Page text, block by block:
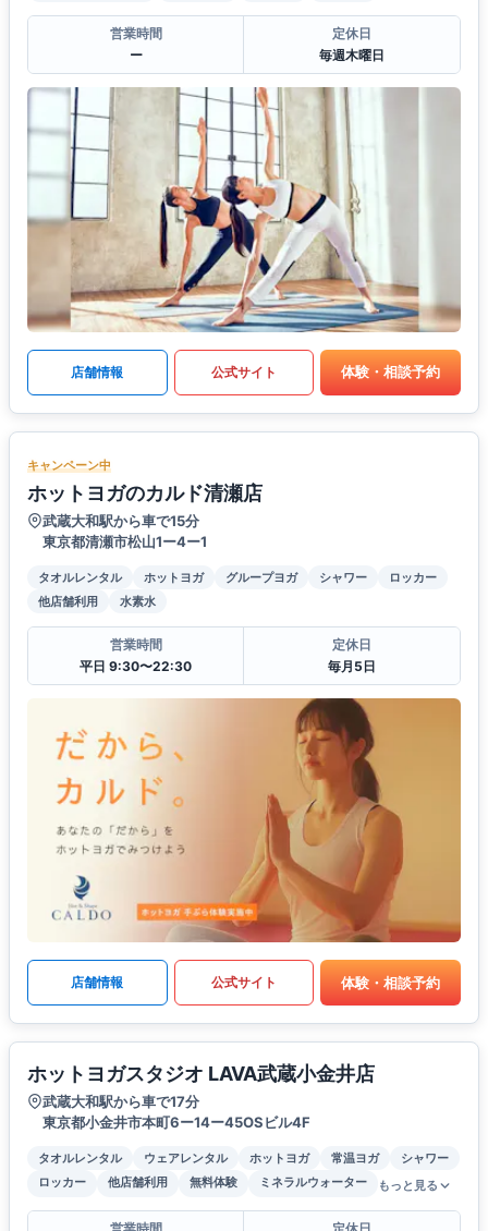
営業時間
ー
定休日
毎週木曜日
店舗情報 公式サイト 体験・相談予約
キャンペーン中
ホットヨガのカルド清瀬店
武蔵大和駅から車で15分
東京都清瀬市松山1ー4ー1
タオルレンタル ホットヨガ グループヨガ シャワー
ロッカー
他店舗利用
水素水
営業時間
平日 9:30〜22:30
定休日
毎月5日
店舗情報 公式サイト 体験・相談予約
ホットヨガスタジオ LAVA武蔵小金井店
武蔵大和駅から車で17分
東京都小金井市本町6ー14ー45OSビル4F
タオルレンタル ウェアレンタル ホットヨガ 常温ヨガ
シャワー
ロッカー
他店舗利用 無料体験 ミネラルウォーター もっと見る